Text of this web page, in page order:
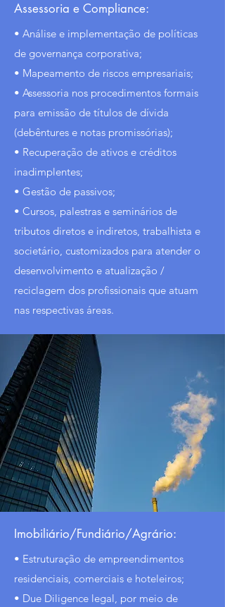
Assessoria e Compliance:
• Análise e implementação de políticas
de governança corporativa;
• Mapeamento de riscos empresariais;
• Assessoria nos procedimentos formais
para emissão de títulos de dívida
(debêntures e notas promissórias);
• Recuperação de ativos e créditos
inadimplentes;
• Gestão de passivos;
• Cursos, palestras e seminários de
tributos diretos e indiretos, trabalhista e
societário, customizados para atender o
desenvolvimento e atualização /
reciclagem dos profissionais que atuam
nas respectivas áreas.
Imobiliário/Fundiário/Agrário:
• Estruturação de empreendimentos
residenciais, comerciais e hoteleiros;
• Due Diligence legal, por meio de